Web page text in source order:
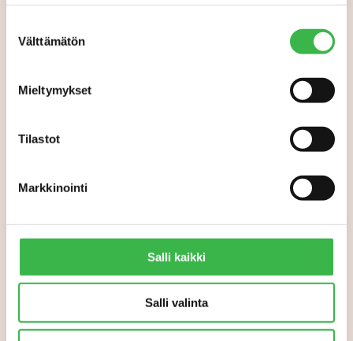
valinta
Välttämätön
Mieltymykset
Tilastot
Markkinointi
Salli kaikki
Salli valinta
Joko luomu lähti uuteen
perusteella käänne on